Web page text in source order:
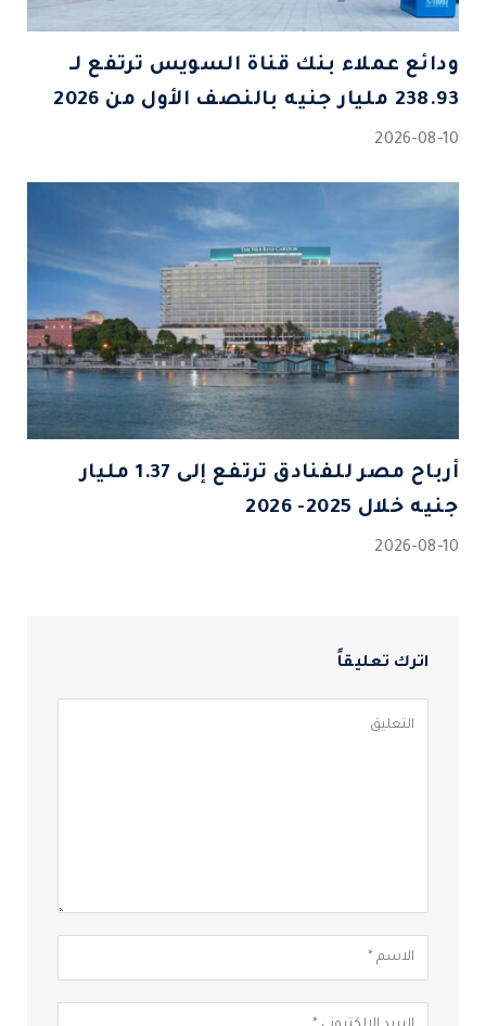
ودائع عملاء بنك قناة السويس ترتفع لـ
238.93 مليار جنيه بالنصف الأول من 2026
2026-08-10
أرباح مصر للفنادق ترتفع إلى 1.37 مليار
جنيه خلال 2025- 2026
2026-08-10
اترك تعليقاً